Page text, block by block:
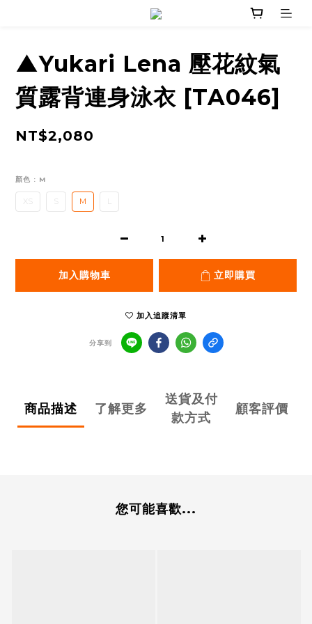
▲Yukari Lena 壓花紋氣
質露背連身泳衣 [TA046]
NT$2,080
顏色 : M
XS M
加入購物車 立即購買
加入追蹤清單
分享到
商品描述 了解更多
送貨及付
款方式
顧客評價
您可能喜歡...